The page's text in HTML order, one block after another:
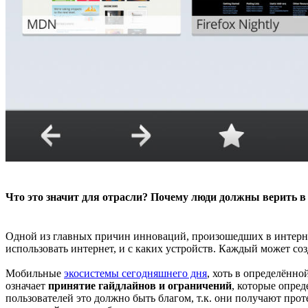
Что это значит для отрасли? Почему люди должны верить
Одной из главных причин инноваций, произошедших в
использовать интернет, и с каких устройств. Каждый может
Мобильные экосистемы сегодняшнего дня, хоть в
означает принятие гайдлайнов и ограничений, которые
пользователей это должно быть благом, т.к. они получают